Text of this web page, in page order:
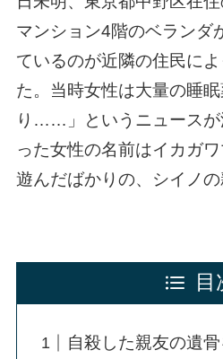
マンション4階のベランダ
ているのが近隣の住民に
た。当時女性は大量の睡
り……」というニュースが
った女性の名前はイカガ
遊んだばかりの、シイノ
目
自殺した親友の遺